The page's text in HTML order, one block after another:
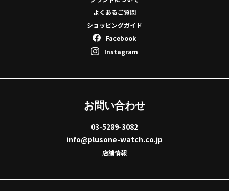
よくあるご質問
ショッピングガイド
Facebook
Instagram
お問い合わせ
03-5289-3082
info@plusone-watch.co.jp
店舗情報